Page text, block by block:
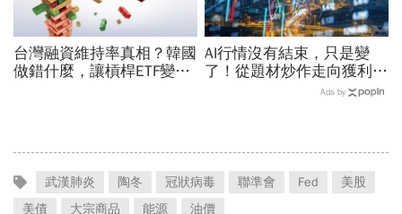
台灣融資維持率真相？韓國
做錯什麼，讓槓桿ETF變風
AI行情沒有結束，只是變
了！從題材炒作走向獲利驗
證，防禦型配置成關鍵
Ads by
武漢肺炎 陶冬 冠狀病毒 聯準會 Fed
美股
美債
大宗商品 能源 油價